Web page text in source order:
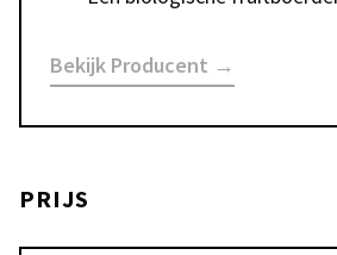
Bekijk Producent →
PRIJS